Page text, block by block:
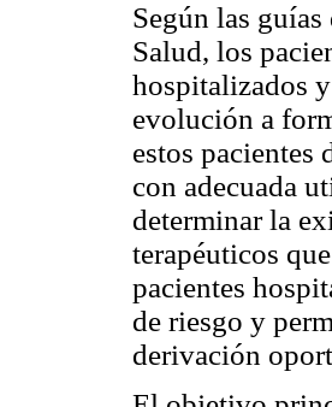
Según las
Salud, los
hospitalizados
evolución a
estos pacientes
con adecuada
determinar la
terapéuticos
pacientes
de riesgo y
derivación